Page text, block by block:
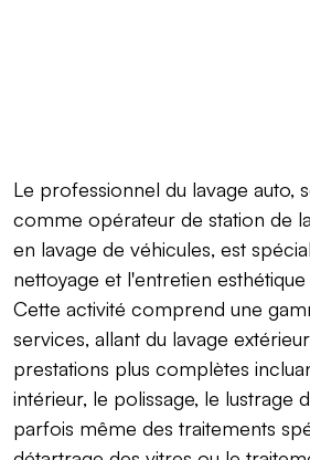
Le professionnel du lavage auto,
comme opérateur de station de
en lavage de véhicules, est
nettoyage et l'entretien
Cette activité comprend une
services, allant du lavage
prestations plus complètes
intérieur, le polissage, le lustrage
parfois même des traitements